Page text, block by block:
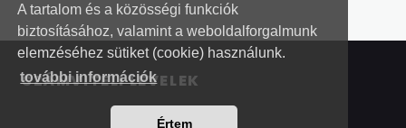
A tartalom és a közösségi funkciók
biztosításához, valamint a weboldalforgalmunk
elemzéséhez sütiket (cookie) használunk.
további információk
Értem
SZÁMVITELI LEVELEK